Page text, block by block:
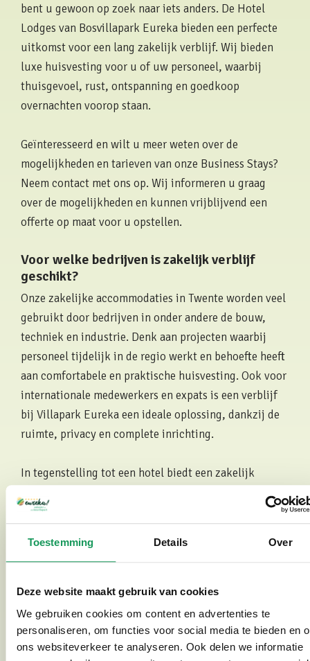
Toestemming Details Over
Deze website maakt gebruik van cookies
We gebruiken cookies om content en advertenties te
personaliseren, om functies voor social media te bieden en
ons websiteverkeer te analyseren. Ook delen we informatie
bent u gewoon op zoek naar iets anders. De Hotel
Lodges van Bosvillapark Eureka bieden een perfecte
uitkomst voor een lang zakelijk verblijf. Wij bieden
luxe huisvesting voor u of uw personeel, waarbij
thuisgevoel, rust, ontspanning en goedkoop
overnachten voorop staan.
Geïnteresseerd en wilt u meer weten over de
mogelijkheden en tarieven van onze Business Stays?
Neem contact met ons op. Wij informeren u graag
over de mogelijkheden en kunnen vrijblijvend een
offerte op maat voor u opstellen.
Voor welke bedrijven is zakelijk verblijf
geschikt?
Onze zakelijke accommodaties in Twente worden veel
gebruikt door bedrijven in onder andere de bouw,
techniek en industrie. Denk aan projecten waarbij
personeel tijdelijk in de regio werkt en behoefte heeft
aan comfortabele en praktische huisvesting. Ook voor
internationale medewerkers en expats is een verblijf
bij Villapark Eureka een ideale oplossing, dankzij de
ruimte, privacy en complete inrichting.
In tegenstelling tot een hotel biedt een zakelijk
verblijf meer flexibiliteit en een huiselijke omgeving,
wat vooral bij langere verblijven zorgt voor meer
veelgestelde vragen over zakelijk verblijf
voor meer
Telefoonnummer:+31 (0)88 454 6789
E-mailadres: info@hotel-appartement.nl